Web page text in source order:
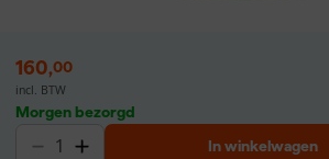
160,00
incl. BTW
Morgen bezorgd
In winkelwagen